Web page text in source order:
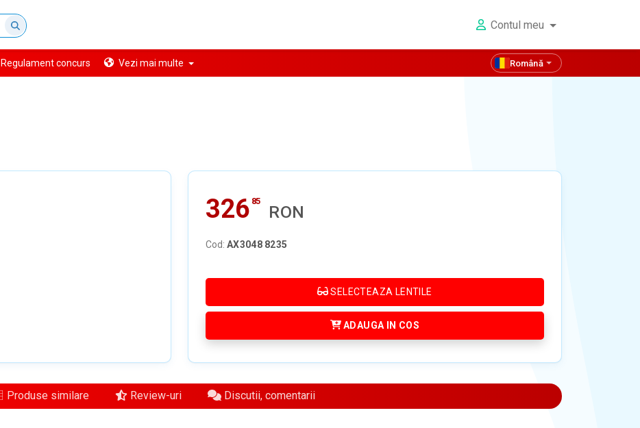
Contul meu
Regulament concurs Vezi mai multe Română
326 85
RON
Cod: AX3048 8235
SELECTEAZA LENTILE
ADAUGA IN COS
Produse similare Review-uri Discutii, comentarii